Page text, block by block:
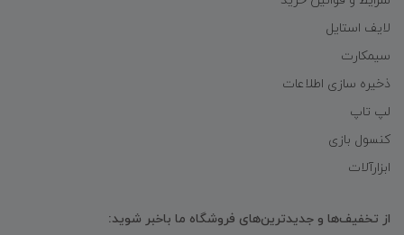
لایف استایل
سیمکارت
ذخیره سازی اطلاعات
لپ تاپ
کنسول بازی
ابزارآلات
از تخفیف‌ها و جدیدترین‌های فروشگاه ما باخبر شوید: